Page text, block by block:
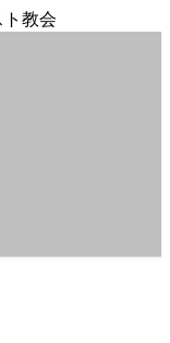
教会